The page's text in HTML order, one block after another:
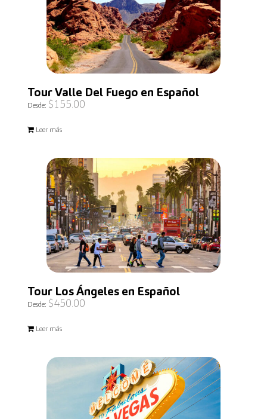
Tour Valle Del Fuego en Español
Desde: $155.00
Leer más
Tour Los Ángeles en Español
Desde: $450.00
Leer más